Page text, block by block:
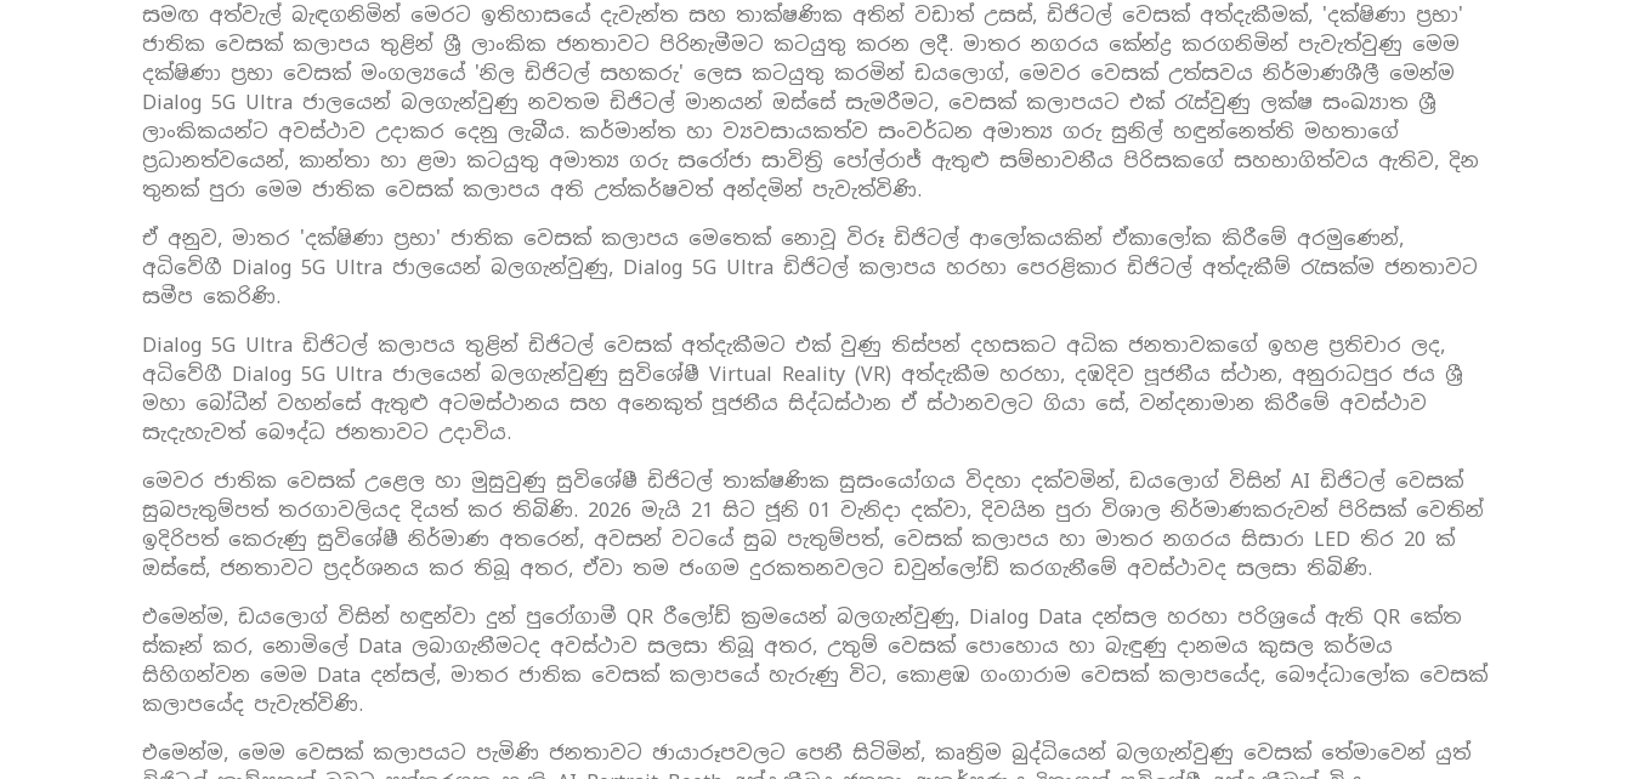
සමඟ අත්වැල් බැඳගනිමින් මෙරට ඉතිහාසයේ දැවැන්ත සහ තාක්ෂණික අතින් වඩාත් උසස්, ඩිජිටල් වෙසක් අත්දැකීමක්, 'දක්ෂිණා ප්‍රභා'
ජාතික වෙසක් කලාපය තුළින් ශ්‍රී ලාංකික ජනතාවට පිරිනැමීමට කටයුතු කරන ලදී. මාතර නගරය කේන්ද්‍ර කරගනිමින් පැවැත්වුණු මෙම
දක්ෂිණා ප්‍රභා වෙසක් මංගල්‍යයේ 'නිල ඩිජිටල් සහකරු' ලෙස කටයුතු කරමින් ඩයලොග්, මෙවර වෙසක් උත්සවය නිර්මාණශීලී මෙන්ම
Dialog 5G Ultra ජාලයෙන් බලගැන්වුණු නවතම ඩිජිටල් මානයන් ඔස්සේ සැමරීමට, වෙසක් කලාපයට එක් රැස්වුණු ලක්ෂ සංඛ්‍යාත ශ්‍රී
ලාංකිකයන්ට අවස්ථාව උදාකර දෙනු ලැබීය. කර්මාන්ත හා ව්‍යවසායකත්ව සංවර්ධන අමාත්‍ය ගරු සුනිල් හඳුන්නෙත්ති මහතාගේ
ප්‍රධානත්වයෙන්, කාන්තා හා ළමා කටයුතු අමාත්‍ය ගරු සරෝජා සාවිත්‍රි පෝල්රාජ් ඇතුළු සම්භාවනීය පිරිසකගේ සහභාගිත්වය ඇතිව, දින
තුනක් පුරා මෙම ජාතික වෙසක් කලාපය අති උත්කර්ෂවත් අන්දමින් පැවැත්විණි.
ඒ අනුව, මාතර 'දක්ෂිණා ප්‍රභා' ජාතික වෙසක් කලාපය මෙතෙක් නොවූ විරූ ඩිජිටල් ආලෝකයකින් ඒකාලෝක කිරීමේ අරමුණෙන්,
අධිවේගී Dialog 5G Ultra ජාලයෙන් බලගැන්වුණු, Dialog 5G Ultra ඩිජිටල් කලාපය හරහා පෙරළිකාර ඩිජිටල් අත්දැකීම් රැසක්ම ජනතාවට
සමීප කෙරිණි.
Dialog 5G Ultra ඩිජිටල් කලාපය තුළින් ඩිජිටල් වෙසක් අත්දැකීමට එක් වුණු තිස්පන් දහසකට අධික ජනතාවක‌ගේ ඉහළ ප්‍රතිචාර ලද,
අධිවේගී Dialog 5G Ultra ජාලයෙන් බලගැන්වුණු සුවිශේෂී Virtual Reality (VR) අත්දැකීම හරහා, දඹදිව පූජනීය ස්ථාන, අනුරාධපුර ජය ශ්‍රී
මහා බෝධීන් වහන්සේ ඇතුළු අටමස්ථානය සහ අනෙකුත් පූජනීය සිද්ධස්ථාන ඒ ස්ථානවලට ගියා සේ, වන්දනාමාන කිරීමේ අවස්ථාව
සැදැහැවත් බෞද්ධ ජනතාවට උදාවිය.
මෙවර ජාතික වෙසක් උළෙල හා මුසුවුණු සුවිශේෂී ඩිජිටල් තාක්ෂණික සුසංයෝගය විදහා දක්වමින්, ඩයලොග් විසින් AI ඩිජිටල් වෙසක්
සුබපැතුම්පත් තරගාවලියද දියත් කර තිබිණි. 2026 මැයි 21 සිට ජූනි 01 වැනිදා දක්වා, දිවයින පුරා විශාල නිර්මාණකරුවන් පිරිසක් වෙතින්
ඉදිරිපත් කෙරුණු සුවිශේෂී නිර්මාණ අතරෙන්, අවසන් වටයේ සුබ පැතුම්පත්, වෙසක් කලාපය හා මාතර නගරය සිසාරා LED තිර 20 ක්
ඔස්සේ, ජනතාවට ප්‍රදර්ශනය කර තිබූ අතර, ඒවා තම ජංගම දුරකතනවලට ඩවුන්ලෝඩ් කරගැනීමේ අවස්ථාවද සලසා තිබිණි.
එමෙන්ම, ඩයලොග් විසින් හඳුන්වා දුන් පුරෝගාමී QR රීලෝඩ් ක්‍රමයෙන් බලගැන්වුණු, Dialog Data දන්සල හරහා පරිශ්‍රයේ ඇති QR කේත
ස්කෑන් කර, නොමිලේ Data ලබාගැනීමටද අවස්ථාව සලසා තිබූ අතර, උතුම් වෙසක් පොහොය හා බැඳුණු දානමය කුසල කර්මය
සිහිගන්වන මෙම Data දන්සල්, මාතර ජාතික වෙසක් කලාපයේ හැරුණු විට, කොළඹ ගංගාරාම වෙසක් කලාපයේද, බෞද්ධාලෝක වෙසක්
කලාපයේද පැවැත්විණි.
එමෙන්ම, මෙම වෙසක් කලාපයට පැමිණි ජනතාවට ඡායාරූපවලට පෙනී සිටිමින්, කෘත්‍රිම බුද්ධියෙන් බලගැන්වුණු වෙසක් තේමාවෙන් යුත්